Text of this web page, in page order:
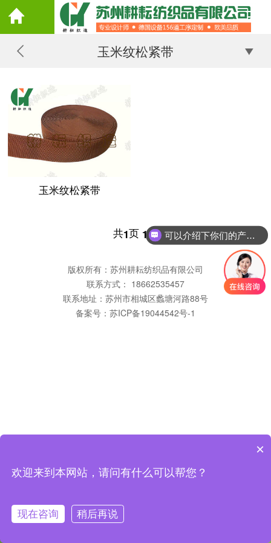
玉米纹松紧带
玉米纹松紧带
共1页 1条
版权所有：苏州耕耘纺织品有限公司
联系方式： 18662535457
联系地址：苏州市相城区蠡塘河路88号
备案号： 苏ICP备19044542号-1
可以介绍下你们的产品么
×
欢迎来到本网站，请问有什么可以帮您？
现在咨询 稍后再说